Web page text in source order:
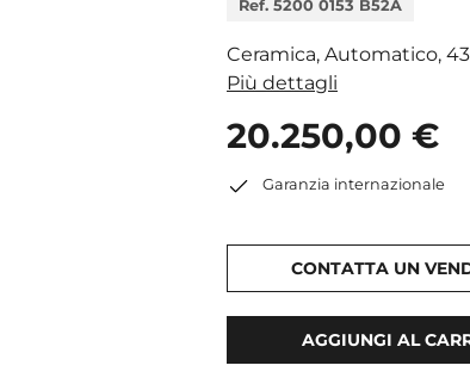
Ref. 5200 0153 B52A
Ceramica, Automatico,
Più dettagli
20.250,00 €
Garanzia internazionale
CONTATTA UN
AGGIUNGI AL